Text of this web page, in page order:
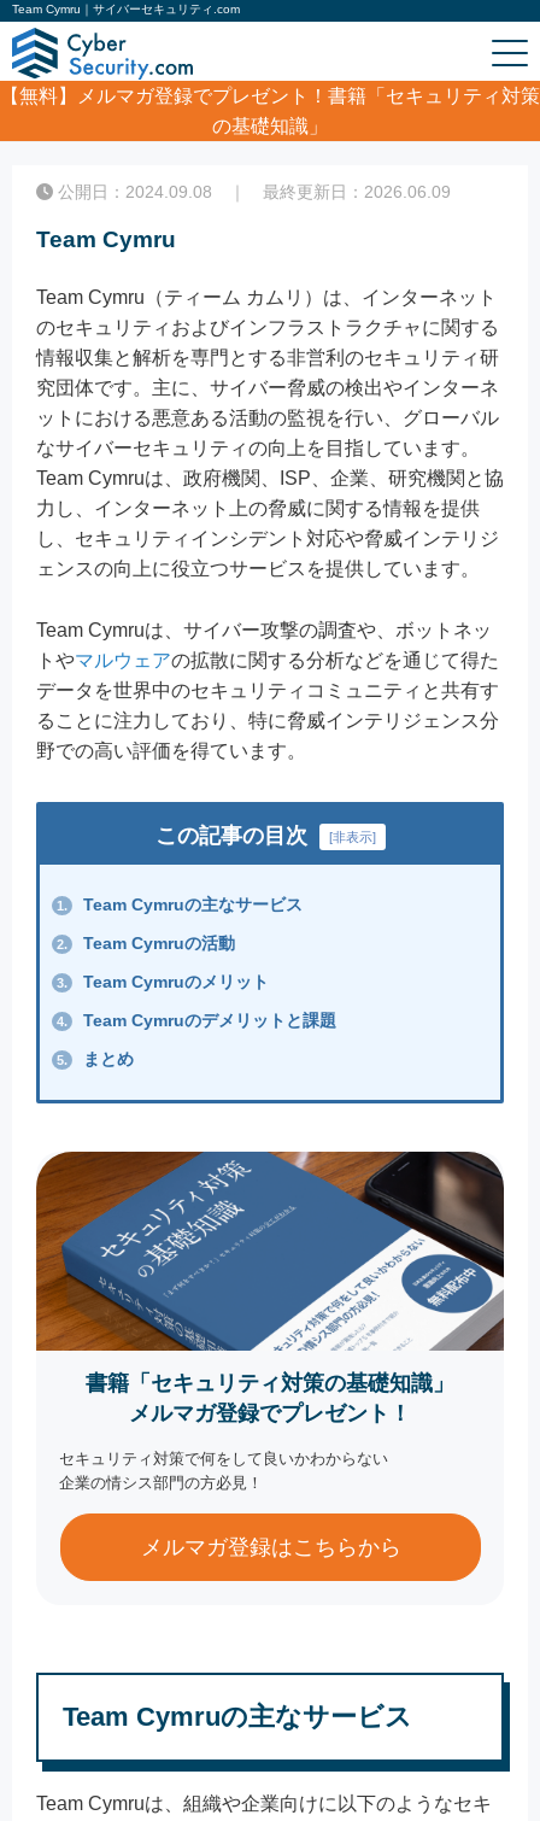
Team Cymru｜サイバーセキュリティ.com
【無料】
メルマガ登録でプレゼント！書籍「セキュリティ対策
の基礎知識」
Team Cymru
公開日：2024.09.08 ｜ 最終更新日：2026.06.09
Team Cymru
Team Cymru（ティーム カムリ）は、インターネット
のセキュリティおよびインフラストラクチャに関する
情報収集と解析を専門とする非営利のセキュリティ研
究団体です。主に、サイバー脅威の検出やインターネ
ットにおける悪意ある活動の監視を行い、グローバル
なサイバーセキュリティの向上を目指しています。
Team Cymruは、政府機関、ISP、企業、研究機関と協
力し、インターネット上の脅威に関する情報を提供
し、セキュリティインシデント対応や脅威インテリジ
ェンスの向上に役立つサービスを提供しています。
Team Cymruは、サイバー攻撃の調査や、ボットネッ
トやマルウェアの拡散に関する分析などを通じて得た
データを世界中のセキュリティコミュニティと共有す
ることに注力しており、特に脅威インテリジェンス分
野での高い評価を得ています。
この記事の目次 [非表示]
1. Team Cymruの主なサービス
2. Team Cymruの活動
3. Team Cymruのメリット
4. Team Cymruのデメリットと課題
5. まとめ
書籍「セキュリティ対策の基礎知識」
メルマガ登録でプレゼント！
セキュリティ対策で何をして良いかわからない
企業の情シス部門の方必見！
メルマガ登録はこちらから
Team Cymruの主なサービス
Team Cymruは、組織や企業向けに以下のようなセキ